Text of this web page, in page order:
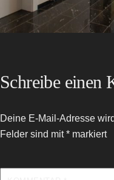
Schreibe einen
Deine E-Mail-Adresse
Felder sind mit* markiert